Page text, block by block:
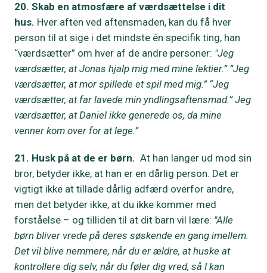
20. Skab en atmosfære af værdsættelse i dit
hus. Hver aften ved aftensmaden, kan du få hver
person til at sige i det mindste én specifik ting, han
“værdsætter” om hver af de andre personer: "Jeg
værdsætter, at Jonas hjalp mig med mine lektier.” ”Jeg
værdsætter, at mor spillede et spil med mig.” “Jeg
værdsætter, at far lavede min yndlingsaftensmad.” Jeg
værdsætter, at Daniel ikke generede os, da mine
venner kom over for at lege.”
21. Husk på at de er børn. At han langer ud mod sin
bror, betyder ikke, at han er en dårlig person. Det er
vigtigt ikke at tillade dårlig adfærd overfor andre,
men det betyder ikke, at du ikke kommer med
forståelse – og tilliden til at dit barn vil lære: "Alle
børn bliver vrede på deres søskende en gang imellem.
Det vil blive nemmere, når du er ældre, at huske at
kontrollere dig selv, når du føler dig vred, så I kan